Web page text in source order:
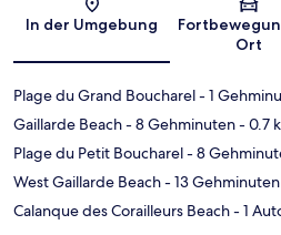
Karte
In der Umgebung
Ort
Plage du Grand Boucharel- 1
Gaillarde Beach- 8 Gehminuten- 0.7
Plage du Petit Boucharel- 8
West Gaillarde Beach- 13 Gehminuten
Calanque des Corailleurs Beach- 1